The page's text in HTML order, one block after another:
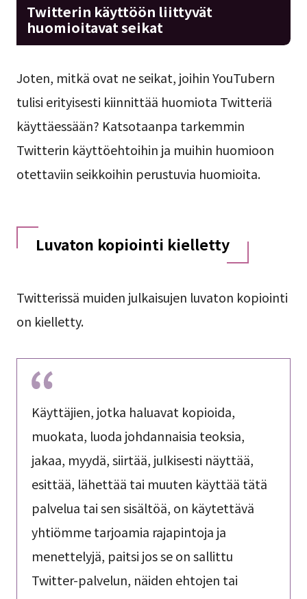
Twitterin käyttöön liittyvät
huomioitavat seikat
Joten, mitkä ovat ne seikat, joihin YouTubern
tulisi erityisesti kiinnittää huomiota Twitteriä
käyttäessään? Katsotaanpa tarkemmin
Twitterin käyttöehtoihin ja muihin huomioon
otettaviin seikkoihin perustuvia huomioita.
Luvaton kopiointi kielletty
Twitterissä muiden julkaisujen luvaton kopiointi
on kielletty.
Käyttäjien, jotka haluavat kopioida,
muokata, luoda johdannaisia teoksia,
jakaa, myydä, siirtää, julkisesti näyttää,
esittää, lähettää tai muuten käyttää tätä
palvelua tai sen sisältöä, on käytettävä
yhtiömme tarjoamia rajapintoja ja
menettelyjä, paitsi jos se on sallittu
Twitter-palvelun, näiden ehtojen tai